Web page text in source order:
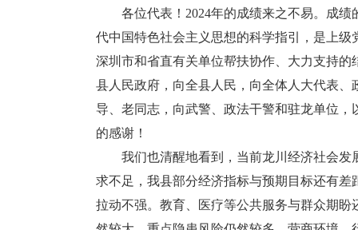
各位代表！2024年的成绩来之不易。成绩
代中国特色社会主义思想的科学指引，是上
深圳市和省直有关单位帮扶协作、大力支持
县人民政府，向全县人民，向全体人大代表
导、老同志，向武警、政法干警和驻龙单位
的感谢！
我们也清醒地看到，当前龙川经济社会发
求不足，我县部分经济指标与预期目标还有
拉动不强。教育、医疗等公共服务与群众期